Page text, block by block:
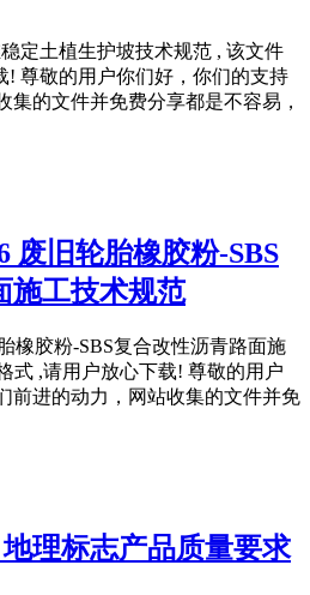
定土植生护坡技术规范 , 该文件
! 尊敬的用户你们好，你们的支持
集的文件并免费分享都是不容易，
废旧轮胎橡胶粉-SBS
施工技术规范
橡胶粉-SBS复合改性沥青路面施
式 ,请用户放心下载! 尊敬的用户
前进的动力，网站收集的文件并免
地理标志产品质量要求